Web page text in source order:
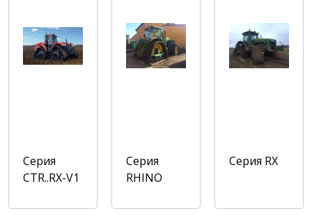
Серия
CTR..RX-V1
Серия
RHINO
Cерия RX